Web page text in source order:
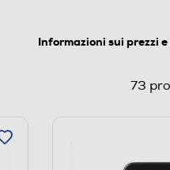
Informazioni sui prezzi
73